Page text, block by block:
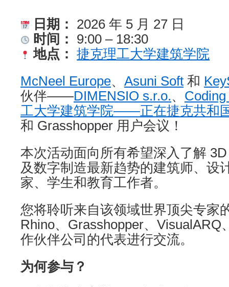
日期：
2026 年 5 月 27 日
时间：
9:00 – 18:30
地点：
捷克理工大学建筑学院
McNeel Europe、 Asuni Soft 和
伙伴——DIMENSIO s.r.o.、
工大学建筑学院——正在捷克共和
和 Grasshopper 用户会议！
本次活动面向所有希望深入了解
及数字制造最新趋势的建筑师、设
家、学生和教育工作者。
您将聆听来自该领域世界顶尖专家
Rhino、Grasshopper、VisualARQ
作伙伴公司的代表进行交流。
为何参与？